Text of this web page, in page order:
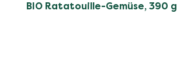
BIO Ratatouille-Gemüse, 390 g